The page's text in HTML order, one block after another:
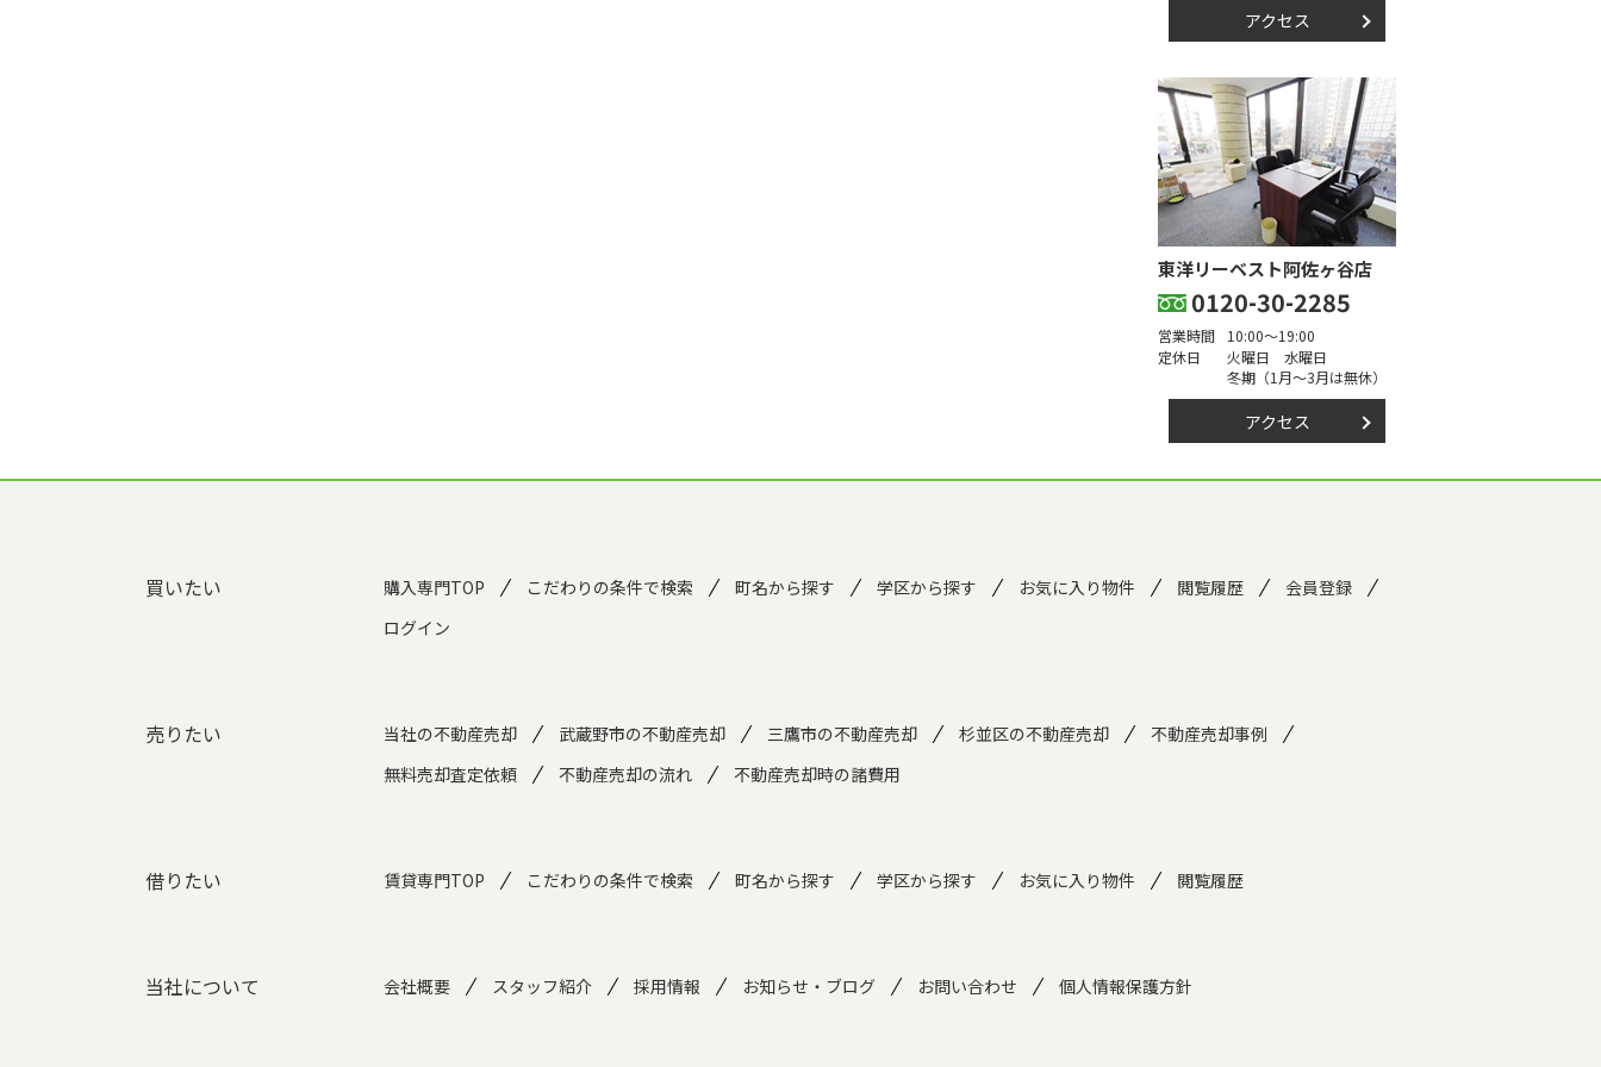
アクセス
東洋リーベスト阿佐ヶ谷店
0120-30-2285
営業時間
10:00～19:00
定休日
火曜日 水曜日
冬期（1月～3月は無休）
アクセス
買いたい 購入専門TOP こだわりの条件で検索 町名から探す 学区から探す お気に入り物件 閲覧履歴
会員登録
ログイン
売りたい 当社の不動産売却 武蔵野市の不動産売却 三鷹市の不動産売却 杉並区の不動産売却
不動産売却事例
無料売却査定依頼
不動産売却の流れ 不動産売却時の諸費用
借りたい 賃貸専門TOP こだわりの条件で検索 町名から探す 学区から探す お気に入り物件 閲覧履歴
当社について 会社概要 スタッフ紹介 採用情報 お知らせ・ブログ お問い合わせ 個人情報保護方針